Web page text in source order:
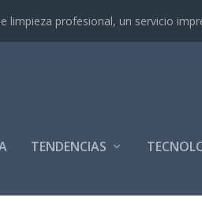
limpieza profesional, un servicio
TENDENCIAS